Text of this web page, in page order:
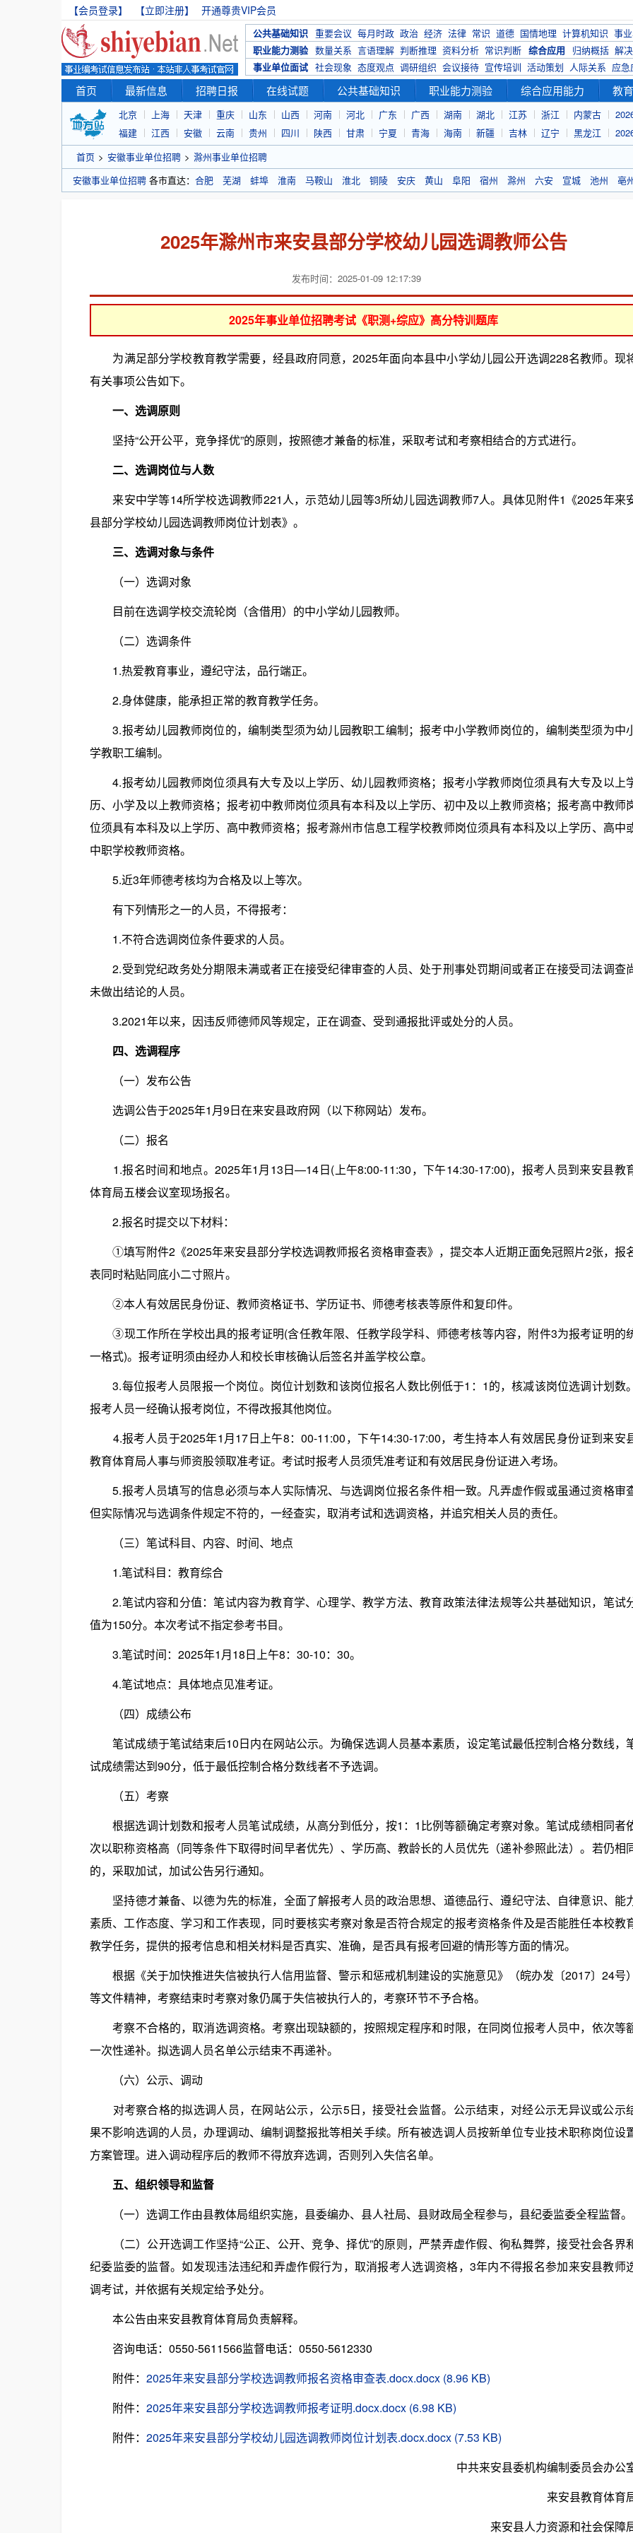
【会员登录】 【立即注册】 开通尊贵VIP会员
公共基础知识 重要会议 每月时政 政治 经济 法律 常识 道德 国情地理 计算机知识 事
职业能力测验 数量关系 言语理解 判断推理 资料分析 常识判断 综合应用 归纳概括 解
事业单位面试 社会现象 态度观点 调研组织 会议接待 宣传培训 活动策划 人际关系 应急
首页 最新信息 招聘日报 在线试题 公共基础知识 职业能力测验 综合应用能力 教
北京 上海 天津 重庆 山东 山西 河南 河北 广东 广西 湖南 湖北 江苏 浙江 内蒙古
福建
江西 安徽 云南 贵州 四川 陕西 甘肃 宁夏 青海 海南 新疆 吉林 辽宁 黑龙江
首页 > 安徽事业单位招聘 > 滁州事业单位招聘
安徽事业单位招聘 各市直达： 合肥 芜湖 蚌埠 淮南 马鞍山 淮北 铜陵 安庆 黄山 阜阳 宿州 滁州 六安 宣城 池州 亳
2025年滁州市来安县部分学校幼儿园选调教师公告
发布时间：2025-01-09 12:17:39
2025年事业单位招聘考试《职测+综应》高分特训题库
为满足部分学校教育教学需要，经县政府同意，2025年面向本县中小学幼儿园公开选调228名教师。现
有关事项公告如下。
一、选调原则
坚持“公开公平，竞争择优”的原则，按照德才兼备的标准，采取考试和考察相结合的方式进行。
二、选调岗位与人数
来安中学等14所学校选调教师221人，示范幼儿园等3所幼儿园选调教师7人。具体见附件1《2025年来
县部分学校幼儿园选调教师岗位计划表》。
三、选调对象与条件
（一）选调对象
目前在选调学校交流轮岗（含借用）的中小学幼儿园教师。
（二）选调条件
1.热爱教育事业，遵纪守法，品行端正。
2.身体健康，能承担正常的教育教学任务。
3.报考幼儿园教师岗位的，编制类型须为幼儿园教职工编制；报考中小学教师岗位的，编制类型须为中
学教职工编制。
4.报考幼儿园教师岗位须具有大专及以上学历、幼儿园教师资格；报考小学教师岗位须具有大专及以上
历、小学及以上教师资格；报考初中教师岗位须具有本科及以上学历、初中及以上教师资格；报考高中教师
位须具有本科及以上学历、高中教师资格；报考滁州市信息工程学校教师岗位须具有本科及以上学历、高中
中职学校教师资格。
5.近3年师德考核均为合格及以上等次。
有下列情形之一的人员，不得报考：
1.不符合选调岗位条件要求的人员。
2.受到党纪政务处分期限未满或者正在接受纪律审查的人员、处于刑事处罚期间或者正在接受司法调查
未做出结论的人员。
3.2021年以来，因违反师德师风等规定，正在调查、受到通报批评或处分的人员。
四、选调程序
（一）发布公告
选调公告于2025年1月9日在来安县政府网（以下称网站）发布。
（二）报名
1.报名时间和地点。2025年1月13日—14日(上午8:00-11:30，下午14:30-17:00)，报考人员到来安县教
体育局五楼会议室现场报名。
2.报名时提交以下材料：
①填写附件2《2025年来安县部分学校选调教师报名资格审查表》，提交本人近期正面免冠照片2张，报
表同时粘贴同底小二寸照片。
②本人有效居民身份证、教师资格证书、学历证书、师德考核表等原件和复印件。
③现工作所在学校出具的报考证明(含任教年限、任教学段学科、师德考核等内容，附件3为报考证明的
一格式)。报考证明须由经办人和校长审核确认后签名并盖学校公章。
3.每位报考人员限报一个岗位。岗位计划数和该岗位报名人数比例低于1：1的，核减该岗位选调计划数。
报考人员一经确认报考岗位，不得改报其他岗位。
4.报考人员于2025年1月17日上午8：00-11:00，下午14:30-17:00，考生持本人有效居民身份证到来安
教育体育局人事与师资股领取准考证。考试时报考人员须凭准考证和有效居民身份证进入考场。
5.报考人员填写的信息必须与本人实际情况、与选调岗位报名条件相一致。凡弄虚作假或虽通过资格审
但实际情况与选调条件规定不符的，一经查实，取消考试和选调资格，并追究相关人员的责任。
（三）笔试科目、内容、时间、地点
1.笔试科目：教育综合
2.笔试内容和分值：笔试内容为教育学、心理学、教学方法、教育政策法律法规等公共基础知识，笔试
值为150分。本次考试不指定参考书目。
3.笔试时间：2025年1月18日上午8：30-10：30。
4.笔试地点：具体地点见准考证。
（四）成绩公布
笔试成绩于笔试结束后10日内在网站公示。为确保选调人员基本素质，设定笔试最低控制合格分数线，
试成绩需达到90分，低于最低控制合格分数线者不予选调。
（五）考察
根据选调计划数和报考人员笔试成绩，从高分到低分，按1：1比例等额确定考察对象。笔试成绩相同者
次以职称资格高（同等条件下取得时间早者优先）、学历高、教龄长的人员优先（递补参照此法）。若仍相
的，采取加试，加试公告另行通知。
坚持德才兼备、以德为先的标准，全面了解报考人员的政治思想、道德品行、遵纪守法、自律意识、能
素质、工作态度、学习和工作表现，同时要核实考察对象是否符合规定的报考资格条件及是否能胜任本校教
教学任务，提供的报考信息和相关材料是否真实、准确，是否具有报考回避的情形等方面的情况。
根据《关于加快推进失信被执行人信用监督、警示和惩戒机制建设的实施意见》（皖办发〔2017〕24号）
等文件精神，考察结束时考察对象仍属于失信被执行人的，考察环节不予合格。
考察不合格的，取消选调资格。考察出现缺额的，按照规定程序和时限，在同岗位报考人员中，依次等
一次性递补。拟选调人员名单公示结束不再递补。
（六）公示、调动
对考察合格的拟选调人员，在网站公示，公示5日，接受社会监督。公示结束，对经公示无异议或公示
果不影响选调的人员，办理调动、编制调整报批等相关手续。所有被选调人员按新单位专业技术职称岗位设
方案管理。进入调动程序后的教师不得放弃选调，否则列入失信名单。
五、组织领导和监督
（一）选调工作由县教体局组织实施，县委编办、县人社局、县财政局全程参与，县纪委监委全程监督。
（二）公开选调工作坚持“公正、公开、竞争、择优”的原则，严禁弄虚作假、徇私舞弊，接受社会各界
纪委监委的监督。如发现违法违纪和弄虚作假行为，取消报考人选调资格，3年内不得报名参加来安县教师
调考试，并依据有关规定给予处分。
本公告由来安县教育体育局负责解释。
咨询电话：0550-5611566监督电话：0550-5612330
附件： 2025年来安县部分学校选调教师报名资格审查表.docx.docx (8.96 KB)
附件： 2025年来安县部分学校选调教师报考证明.docx.docx (6.98 KB)
附件： 2025年来安县部分学校幼儿园选调教师岗位计划表.docx.docx (7.53 KB)
中共来安县委机构编制委员会办公
来安县教育体育
来安县人力资源和社会保障